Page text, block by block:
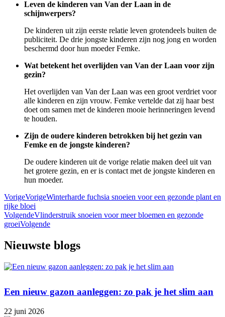
Leven de kinderen van Van der Laan in de
schijnwerpers?
De kinderen uit zijn eerste relatie leven grotendeels buiten de
publiciteit. De drie jongste kinderen zijn nog jong en worden
beschermd door hun moeder Femke.
Wat betekent het overlijden van Van der Laan voor zijn
gezin?
Het overlijden van Van der Laan was een groot verdriet voor
alle kinderen en zijn vrouw. Femke vertelde dat zij haar best
doet om samen met de kinderen mooie herinneringen levend
te houden.
Zijn de oudere kinderen betrokken bij het gezin van
Femke en de jongste kinderen?
De oudere kinderen uit de vorige relatie maken deel uit van
het grotere gezin, en er is contact met de jongste kinderen en
hun moeder.
VorigeVorigeWinterharde fuchsia snoeien voor een gezonde plant en
rijke bloei
VolgendeVlinderstruik snoeien voor meer bloemen en gezonde
groeiVolgende
Nieuwste blogs
Een nieuw gazon aanleggen: zo pak je het slim aan
22 juni 2026